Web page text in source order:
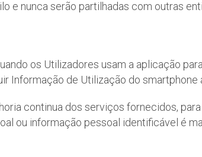
e nunca serão partilhadas com outras
os Utilizadores usam a aplicação
Informação de Utilização do
continua dos serviços fornecidos,
ou informação pessoal identificável é